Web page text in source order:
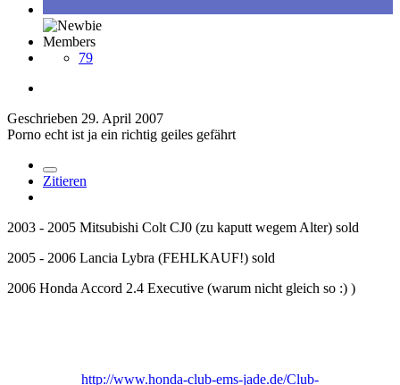
Members
79
Geschrieben 29. April 2007
Porno echt ist ja ein richtig geiles gefährt
Zitieren
2003 - 2005 Mitsubishi Colt CJ0 (zu kaputt wegem Alter) sold
2005 - 2006 Lancia Lybra (FEHLKAUF!) sold
2006 Honda Accord 2.4 Executive (warum nicht gleich so :) )
http://www.honda-club-ems-jade.de/Club-